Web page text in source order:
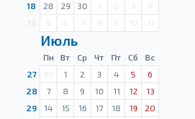
18
28 29 30 1 2 3
4
5 6 7 8 9 10 11
Июль
Пн Вт Ср Чт Пт Сб
Вс
27
30 1 2 3 4 5
6
28
7 8 9 10 11 12
13
29
14 15 16 17 18 19
20